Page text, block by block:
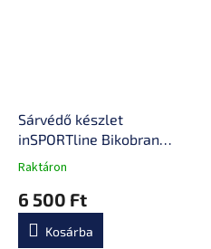
Sárvédő készlet
inSPORTline Bikobran
27,5"-29"
A
átlagos
értékelése
Raktáron
6 500 Ft
Kosárba